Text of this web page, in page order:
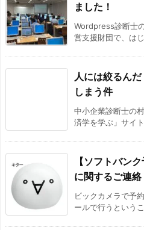
ました！
Wordpress診断士
営支援財団で、は
人には絞るん
しまう件
中小企業診断士の
済学を学ぶ」サイ
【ソフトバン
に関するご連
ビックカメラで予
ールで行うという